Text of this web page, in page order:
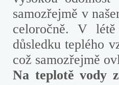
samozřejmě v
celoročně. V
důsledku teplého
což samozřejmě
Na teplotě vody